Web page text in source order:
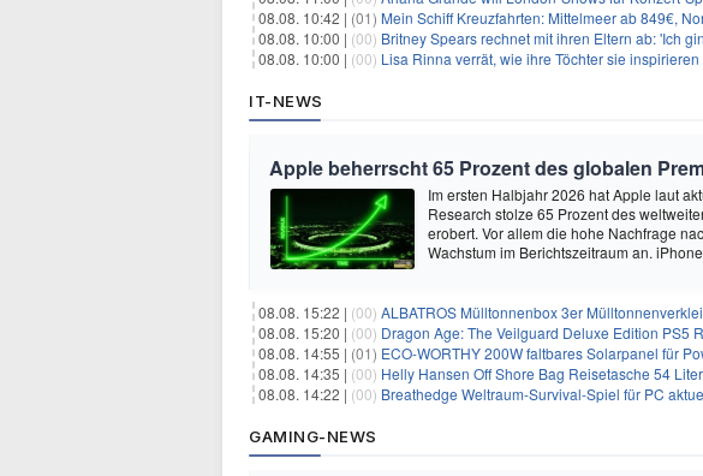
08.08. 10:42 | (01) Mein Schiff Kreuzfahrten: Mittelmeer ab 849€,
08.08. 10:00 | (00) Britney Spears rechnet mit ihren Eltern ab: 'Ich
08.08. 10:00 | (00) Lisa Rinna verrät, wie ihre Töchter sie inspirieren
IT-NEWS
Apple beherrscht 65 Prozent des globalen
Im ersten Halbjahr 2026 hat Apple laut
Research stolze 65 Prozent des
erobert. Vor allem die hohe Nachfrage
Wachstum im Berichtszeitraum an.
08.08. 15:22 | (00) ALBATROS Mülltonnenbox 3er
08.08. 15:20 | (00) Dragon Age: The Veilguard Deluxe Edition PS5
08.08. 14:55 | (01) ECO-WORTHY 200W faltbares Solarpanel für
08.08. 14:35 | (00) Helly Hansen Off Shore Bag Reisetasche 54
08.08. 14:22 | (00) Breathedge Weltraum-Survival-Spiel für PC
GAMING-NEWS